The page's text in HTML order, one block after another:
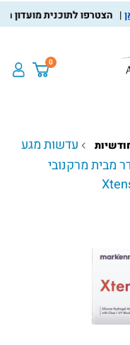
לתוכנית מועדון
0
עדשות מגע